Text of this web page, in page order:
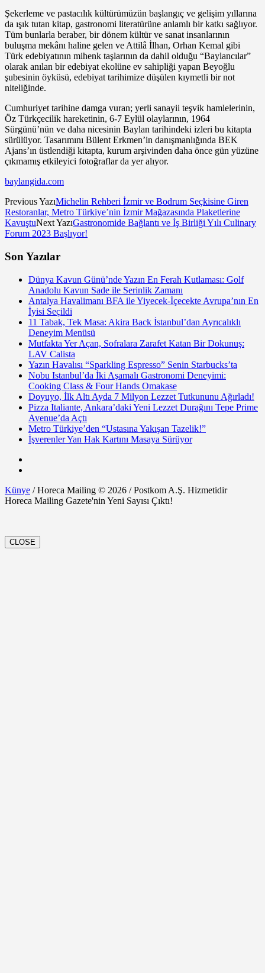
Şekerleme ve pastacılık kültürümüzün başlangıç ve gelişim yıllarına
da ışık tutan kitap, gastronomi literatürüne anlamlı bir katkı sağlıyor.
Tüm bunlarla beraber, bir dönem kültür ve sanat insanlarının
buluşma mekânı haline gelen ve Attilâ İlhan, Orhan Kemal gibi
Türk edebiyatının mihenk taşlarının da dahil olduğu “Baylancılar”
olarak anılan bir edebiyat ekolüne ev sahipliği yapan Beyoğlu
şubesinin öyküsü, edebiyat tarihimize düşülen kıymetli bir not
niteliğinde.
Cumhuriyet tarihine damga vuran; yerli sanayii teşvik hamlelerinin,
Öz Türkçecilik hareketinin, 6-7 Eylül olaylarının, 1964
Sürgünü’nün ve daha nicesinin Baylan tarihindeki izleri bu kitapta
sürülüyor. Tasarımını Bülent Erkmen’in danışmanlığında BEK
Ajans’ın üstlendiği kitapta, kurum arşivinden daha önce gün yüzüne
çıkmamış etkileyici fotoğraflar da yer alıyor.
baylangida.com
Previous YazıMichelin Rehberi İzmir ve Bodrum Seçkisine Giren
Restoranlar, Metro Türkiye’nin İzmir Mağazasında Plaketlerine
KavuştuNext YazıGastronomide Bağlantı ve İş Birliği Yılı Culinary
Forum 2023 Başlıyor!
Son Yazılar
Dünya Kavun Günü’nde Yazın En Ferah Kutlaması: Golf
Anadolu Kavun Sade ile Serinlik Zamanı
Antalya Havalimanı BFA ile Yiyecek-İçecekte Avrupa’nın En
İyisi Seçildi
11 Tabak, Tek Masa: Akira Back İstanbul’dan Ayrıcalıklı
Deneyim Menüsü
Mutfakta Yer Açan, Sofralara Zarafet Katan Bir Dokunuş:
LAV Calista
Yazın Havalısı “Sparkling Espresso” Senin Starbucks’ta
Nobu Istanbul’da İki Aşamalı Gastronomi Deneyimi:
Cooking Class & Four Hands Omakase
Doyuyo, İlk Altı Ayda 7 Milyon Lezzet Tutkununu Ağırladı!
Pizza Italiante, Ankara’daki Yeni Lezzet Durağını Tepe Prime
Avenue’da Açtı
Metro Türkiye’den “Ustasına Yakışan Tazelik!”
İşverenler Yan Hak Kartını Masaya Sürüyor
Künye / Horeca Mailing © 2026 / Postkom A.Ş. Hizmetidir
Horeca Mailing Gazete'nin Yeni Sayısı Çıktı!
CLOSE